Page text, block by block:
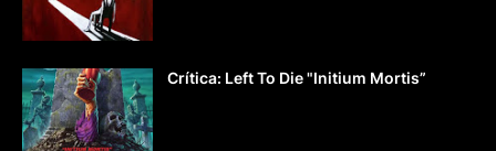
Crítica: Left To Die "Initium Mortis”